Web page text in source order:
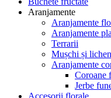
Aranjamente
Aranjamente
Aranjamente
Terrarii
Mușchi și
Aranjamente
Coroane
Jerbe